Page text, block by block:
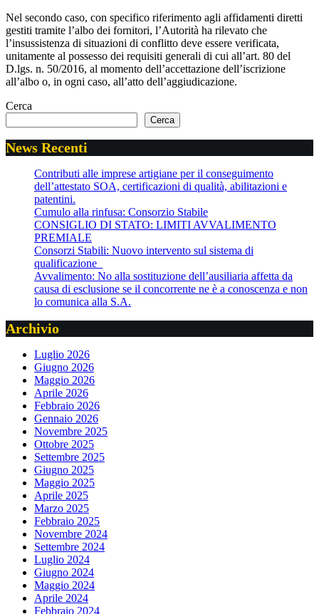
Nel secondo caso, con specifico riferimento agli affidamenti diretti
gestiti tramite l’albo dei fornitori, l’Autorità ha rilevato che
l’insussistenza di situazioni di conflitto deve essere verificata,
unitamente al possesso dei requisiti generali di cui all’art. 80 del
D.lgs. n. 50/2016, al momento dell’accettazione dell’iscrizione
all’albo o, in ogni caso, all’atto dell’aggiudicazione.
Cerca
Cerca
News Recenti
Contributi alle imprese artigiane per il conseguimento
dell’attestato SOA, certificazioni di qualità, abilitazioni e
patentini.
Cumulo alla rinfusa: Consorzio Stabile
CONSIGLIO DI STATO: LIMITI AVVALIMENTO
PREMIALE
Consorzi Stabili: Nuovo intervento sul sistema di
qualificazione
Avvalimento: No alla sostituzione dell’ausiliaria affetta da
causa di esclusione se il concorrente ne è a conoscenza e non
lo comunica alla S.A.
Archivio
Luglio 2026
Giugno 2026
Maggio 2026
Aprile 2026
Febbraio 2026
Gennaio 2026
Novembre 2025
Ottobre 2025
Settembre 2025
Giugno 2025
Maggio 2025
Aprile 2025
Marzo 2025
Febbraio 2025
Novembre 2024
Settembre 2024
Luglio 2024
Giugno 2024
Maggio 2024
Aprile 2024
Febbraio 2024